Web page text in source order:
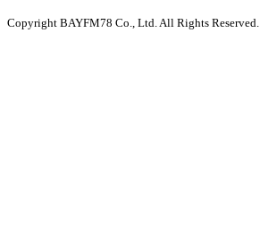
Copyright BAYFM78 Co., Ltd. All Rights Reserved.